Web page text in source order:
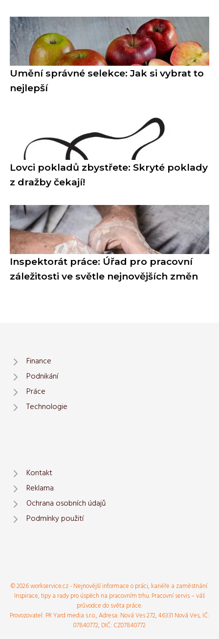
Umění správné selekce: Jak si vybrat to
nejlepší
Lovci pokladů zbystřete: Skryté poklady
z dražby čekají!
Inspektorát práce: Úřad pro pracovní
záležitosti ve světle nejnovějších změn
Finance
Podnikání
Práce
Technologie
Kontakt
Reklama
Ochrana osobních údajů
Podmínky použití
© 2026 workservice.cz - Nejnovější informace o práci, kariéře a zaměstnání.
Inspirace, tipy a rady pro úspěch na pracovním trhu. Pracovní servis – váš
průvodce do světa práce.
Provozovatel: PR Yard media s.r.o., Adresa: Nová Ves 272, 46331 Nová Ves, IČ:
07840772, DIČ: CZ07840772